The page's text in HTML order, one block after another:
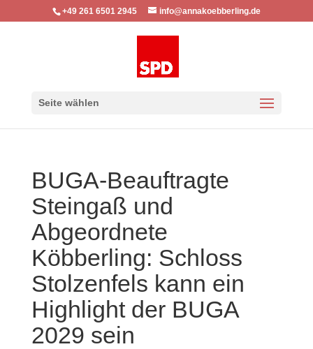
+49 261 6501 2945 info@annakoebberling.de
Seite wählen
BUGA-Beauftragte
Steingaß und
Abgeordnete
Köbberling: Schloss
Stolzenfels kann ein
Highlight der BUGA
2029 sein